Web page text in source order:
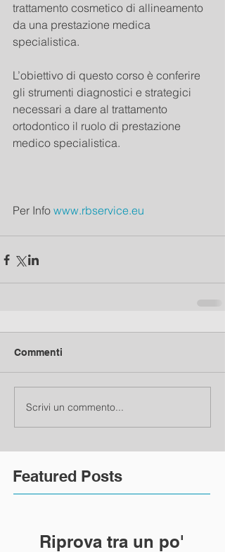
trattamento cosmetico di allineamento
da una prestazione medica
specialistica.
L’obiettivo di questo corso è conferire
gli strumenti diagnostici e strategici
necessari a dare al trattamento
ortodontico il ruolo di prestazione
medico specialistica.
Per Info www.rbservice.eu
Commenti
Scrivi un commento...
Featured Posts
Riprova tra un po'